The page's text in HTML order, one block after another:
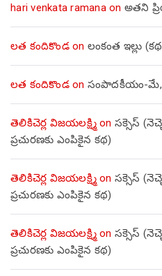
hari venkata ramanaon అతని
లత కందికొండon లంకంత ఇల్లు
లత కందికొండon సంపాదకీయం-మే,
తెలికిచెర్ల విజయలక్ష్మిon సక్సెస్
ప్రచురణకు ఎంపికైన కథ)
తెలికిచెర్ల విజయలక్ష్మిon సక్సెస్
ప్రచురణకు ఎంపికైన కథ)
తెలికిచెర్ల విజయలక్ష్మిon సక్సెస్
ప్రచురణకు ఎంపికైన కథ)